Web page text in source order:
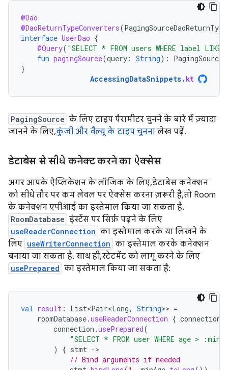
@Dao
@DaoReturnTypeConverters(
interface UserDao {
@Query( "SELECT * FROM users WHERE label
fun pagingSource(query : String):
}
AccessingDataSnippets. kt
PagingSource के लिए टाइप पैरामीटर चुनने के बारे में ज़्यादा
जानने के लिए,कुंजी और वैल्यू के टाइप चुनना लेख पढ़ें.
डेटाबेस से सीधे कनेक्ट करने का ऐक्सेस
अगर आपके ऐप्लिकेशन के लॉजिक के लिए, डेटाबेस कनेक्शन
को सीधे तौर पर कम लेवल पर ऐक्सेस करना ज़रूरी है, तो Room
के कनेक्शन एपीआई का इस्तेमाल किया जा सकता है.
RoomDatabase इंस्टेंस पर सिर्फ़ पढ़ने के लिए
useReaderConnection का इस्तेमाल करके या लिखने के
लिए useWriterConnection का इस्तेमाल करके कनेक्शन
बनाया जा सकता है. साथ ही, स्टेटमेंट को लागू करने के लिए
usePrepared का इस्तेमाल किया जा सकता है:
val result : List<Pair<Long, String>> =
roomDatabase.useReaderConnection { connection
connection .usePrepared(
"SELECT * FROM user WHERE age >
)
{ stmt -
// Bind arguments if needed